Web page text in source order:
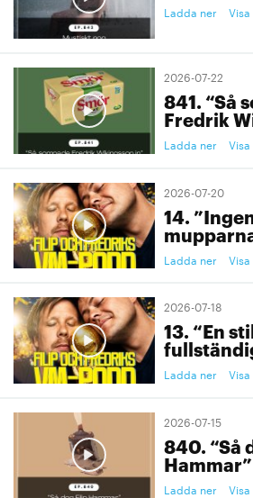
Ladda ner Visa
2026-07-22
841. “Så
Fredrik
Ladda ner Visa
2026-07-20
14.
Ladda ner Visa
2026-07-18
13. “En
Ladda ner Visa
2026-07-15
840. “Så
Hammar”
Ladda ner Visa